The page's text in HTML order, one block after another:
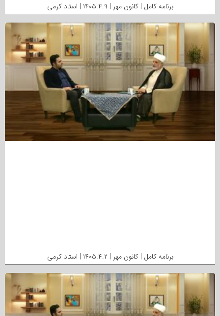
برنامه کامل | کانون مهر | ۱۴۰۵.۴.۹ | استاد کرمی
برنامه کامل | کانون مهر | ۱۴۰۵.۴.۲ | استاد کرمی